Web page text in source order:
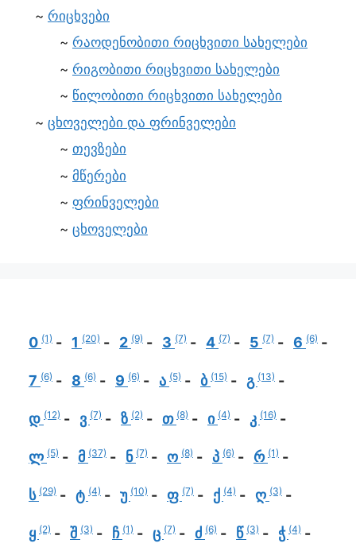
რიცხვები
რაოდენობითი რიცხვითი სახელები
რიგობითი რიცხვითი სახელები
წილობითი რიცხვითი სახელები
ცხოველები და ფრინველები
თევზები
მწერები
ფრინველები
ცხოველები
0 (1) 1 (20) 2 (9) 3 (7) 4 (7) 5 (7) 6 (6)
7 (6) 8 (6) 9 (6) ა (5) ბ (15) გ (13)
დ (12) ვ (7) ზ (2) თ (8) ი (4) კ (16)
ლ (5) მ (37) ნ (7) ო (8) პ (6) რ (1)
ს (29) ტ (4) უ (10) ფ (7) ქ (4) ღ (3)
ყ (2) შ (3) ჩ (1) ც (7) ძ (6) წ (3) ჭ (4)